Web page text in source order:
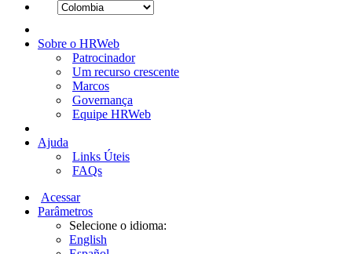
Sobre o HRWeb
Patrocinador
Um recurso crescente
Marcos
Governança
Equipe HRWeb
Ajuda
Links Úteis
FAQs
Acessar
Parâmetros
Selecione o idioma:
English